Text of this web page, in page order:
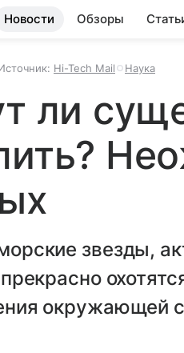
Новости Обзоры
Hi-Tech Mail Наука
ли
звезды,
окружающей